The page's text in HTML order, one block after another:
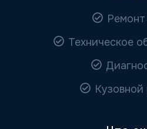
Ремонт
Техническое